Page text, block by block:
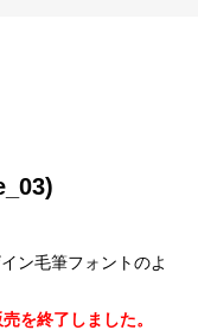
行書体
ン毛筆フォントのよ
を終了しました。